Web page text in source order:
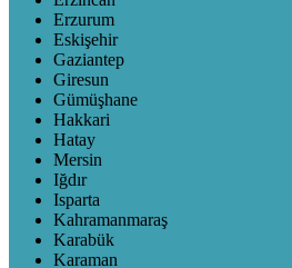
Erzurum
Eskişehir
Gaziantep
Giresun
Gümüşhane
Hakkari
Hatay
Mersin
Iğdır
Isparta
Kahramanmaraş
Karabük
Karaman